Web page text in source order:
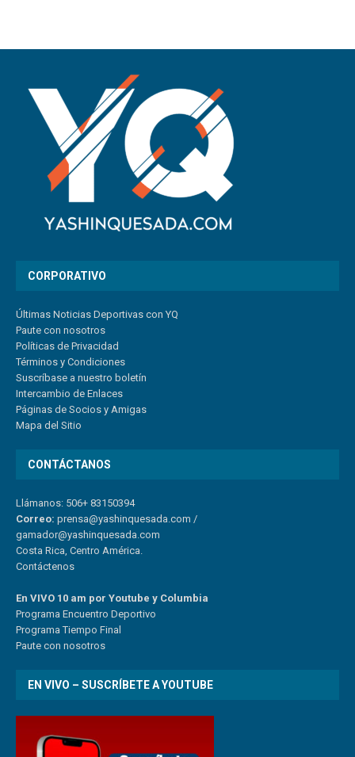
CORPORATIVO
Últimas Noticias Deportivas con YQ
Paute con nosotros
Políticas de Privacidad
Términos y Condiciones
Suscríbase a nuestro boletín
Intercambio de Enlaces
Páginas de Socios y Amigas
Mapa del Sitio
CONTÁCTANOS
Llámanos: 506+ 83150394
Correo: prensa@yashinquesada.com /
gamador@yashinquesada.com
Costa Rica, Centro América.
Contáctenos
En VIVO 10 am por Youtube y Columbia
Programa Encuentro Deportivo
Programa Tiempo Final
Paute con nosotros
EN VIVO – SUSCRÍBETE A YOUTUBE